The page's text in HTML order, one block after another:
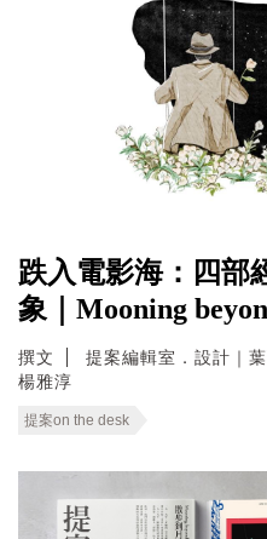
跌入電影海：四部
象｜Mooning
撰文
提案編輯室．設計｜
楊雅淳
提案on the desk